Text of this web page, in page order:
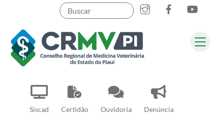
content
Siscad Certidão Ouvidoria Denúncia
InstagramFacebook
Pesquisar